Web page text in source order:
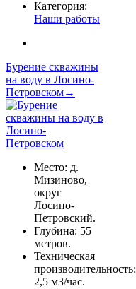
Категория:
Наши работы
Бурение скважины
на воду в Лосино-
Петровском→
Место: д.
Мизиново,
округ
Лосино-
Петровский.
Глубина: 55
метров.
Техническая
производительность:
2,5 м3/час.